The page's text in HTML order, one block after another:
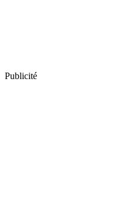
Publicité